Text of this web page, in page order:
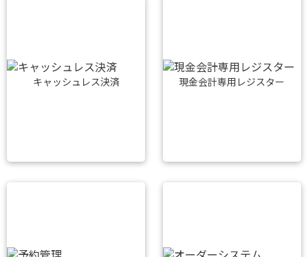
キャッシュレス決済 現金会計専用レジスター